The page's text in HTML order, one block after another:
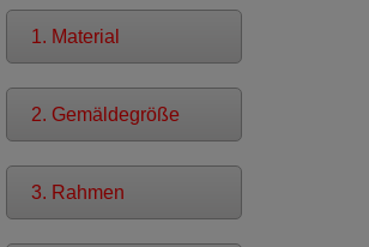
1. Material
2. Gemäldegröße
3. Rahmen